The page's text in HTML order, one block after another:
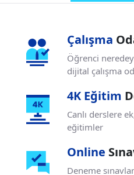
Çalışma
Öğrenci
dijital çalışma
4K Eğitim
Canlı derslere
eğitimler
Online
Deneme